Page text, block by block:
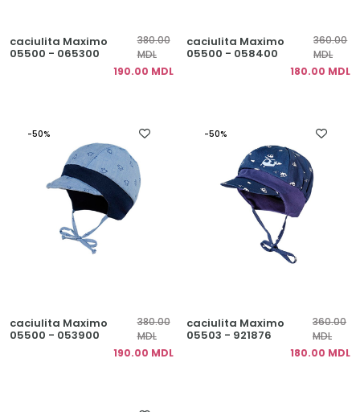
caciulita Maximo
05500 - 065300
380.00
MDL
190.00 MDL
caciulita Maximo
05500 - 058400
360.00
MDL
180.00 MDL
-50%
caciulita Maximo
05500 - 053900
380.00
MDL
190.00 MDL
-50%
caciulita Maximo
05503 - 921876
360.00
MDL
180.00 MDL